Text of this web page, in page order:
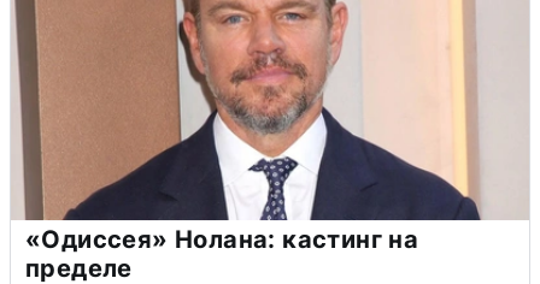
«Одиссея» Нолана: кастинг на
пределе